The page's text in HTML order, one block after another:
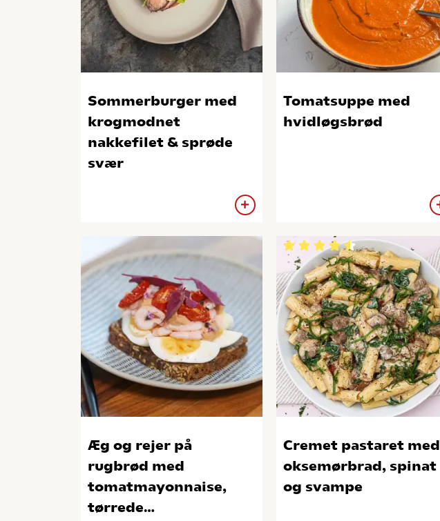
Sommerburger med
krogmodnet
nakkefilet & sprøde
svær
Tomatsuppe med
hvidløgsbrød
Æg og rejer på
rugbrød med
tomatmayonnaise,
tørrede
Cremet pastaret med
oksemørbrad, spinat
og svampe